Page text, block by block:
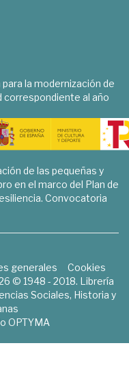
la modernización de
correspondiente al año
de las pequeñas y
en el marco del Plan de
Convocatoria
generales
Cookies
© 1948 - 2018. Librería
Sociales, Historia y
OPTYMA